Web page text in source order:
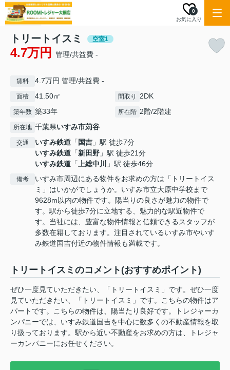
お気に入り
0
トリートイスミ 空室1
4.7万円 管理/共益費 -
賃料 4.7万円 管理/共益費 -
面積 41.50㎡ 間取り 2DK
築年数 築33年 所在階 2階/2階建
所在地 千葉県いすみ市苅谷
交通 いすみ鉄道 「 国吉 」駅 徒歩7分
いすみ鉄道 「新田野 」駅 徒歩21分
いすみ鉄道 「 上総中川 」駅 徒歩46分
備考
いすみ市周辺にある物件をお求めの方は「トリートイス
ミ」はいかがでしょうか。いすみ市立大原中学校まで
9628m以内の物件です。陽当りの良さが魅力の物件で
す。駅から徒歩7分に立地する、魅力的な駅近物件で
す。当社には、豊富な物件情報と信頼できるスタッフが
多数在籍しております。注目されているいすみ市やいす
み鉄道国吉付近の物件情報も満載です。
トリートイスミのコメント(おすすめポイント)
ぜひ一度見ていただきたい、「トリートイスミ」です。ぜひ一度
見ていただきたい、「トリートイスミ」です。こちらの物件はア
パートです。こちらの物件は、陽当たり良好です。トレジャーカ
ンパニーでは、いすみ鉄道国吉を中心に数多くの不動産情報を取
り扱っております。駅から近い不動産をお求めの方は、トレジャ
ーカンパニーにお任せください。